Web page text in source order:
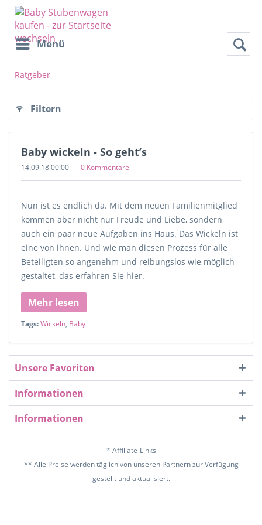
Menü
Ratgeber
Filtern
Baby wickeln - So geht’s
14.09.18 00:00 0 Kommentare
Nun ist es endlich da. Mit dem neuen Familienmitglied
kommen aber nicht nur Freude und Liebe, sondern
auch ein paar neue Aufgaben ins Haus. Das Wickeln ist
eine von ihnen. Und wie man diesen Prozess für alle
Beteiligten so angenehm und reibungslos wie möglich
gestaltet, das erfahren Sie hier.
Mehr lesen
Tags:Wickeln, Baby
Unsere Favoriten
Informationen
Informationen
* Affiliate-Links
** Alle Preise werden täglich von unseren Partnern zur Verfügung
gestellt und aktualisiert.